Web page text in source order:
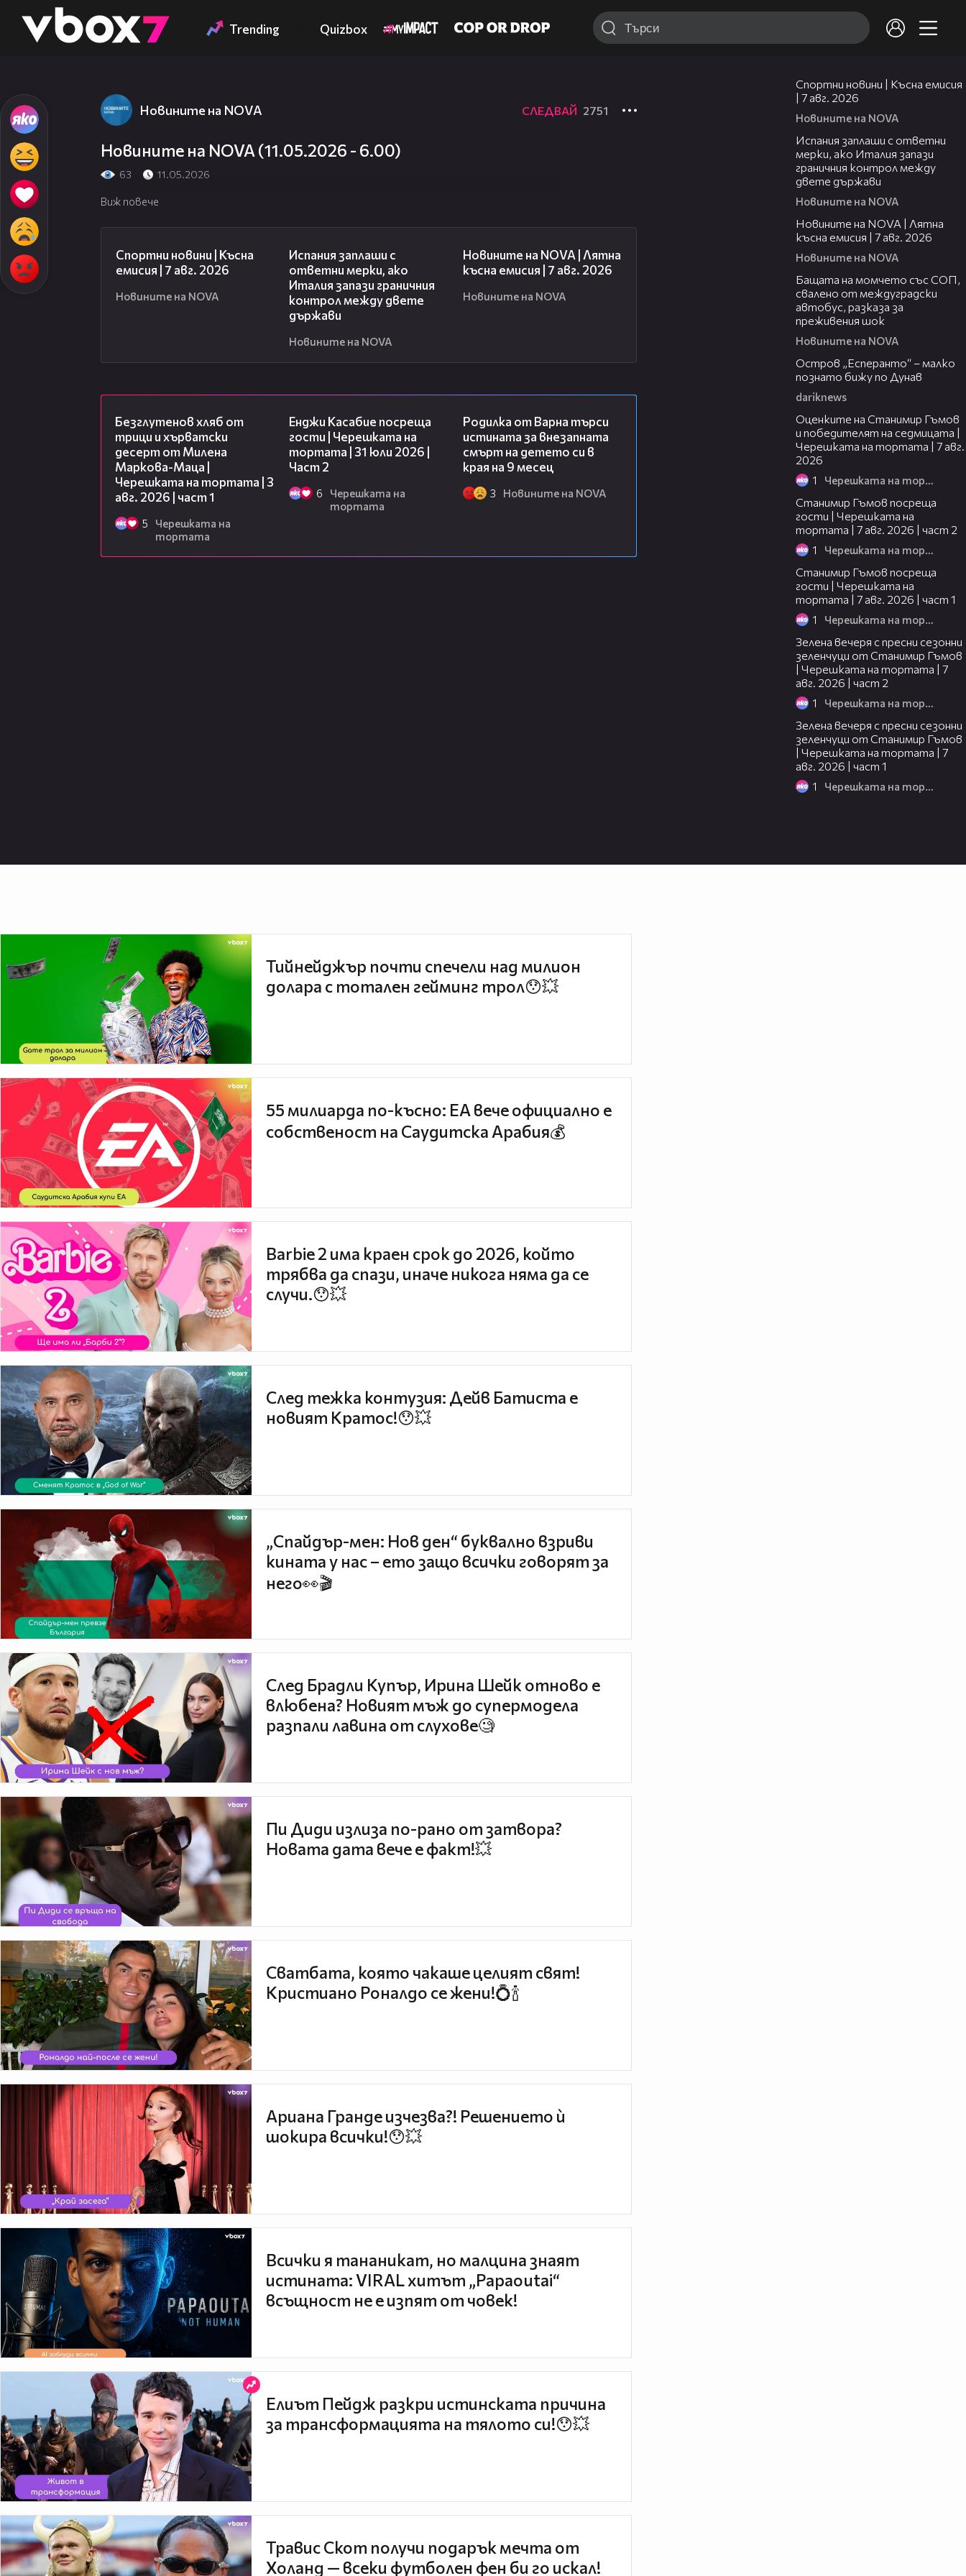
👾 Trending Quizbox
Новините на NOVA СЛЕДВАЙ 2751
Новините на NOVA (11.05.2026 - 6.00)
63 11.05.2026
Виж повече
Спортни новини | Късна
емисия | 7 авг. 2026
Новините на NOVA
Испания заплаши с
ответни мерки, ако
Италия запази граничния
контрол между двете
държави
Новините на NOVA
Новините на NOVA | Лятна
късна емисия | 7 авг. 2026
Новините на NOVA
Безглутенов хляб от
трици и хърватски
десерт от Милена
Маркова-Маца |
Черешката на тортата | 3
авг. 2026 | част 1
5
Черешката на
тортата
Енджи Касабие посреща
гости | Черешката на
тортата | 31 юли 2026 |
Част 2
6
Черешката на
тортата
Родилка от Варна търси
истината за внезапната
смърт на детето си в
края на 9 месец
3 Новините на NOVA
Спортни новини | Късна емисия
| 7 авг. 2026
Новините на NOVA
Испания заплаши с ответни
мерки, ако Италия запази
граничния контрол между
двете държави
Новините на NOVA
Новините на NOVA | Лятна
късна емисия | 7 авг. 2026
Новините на NOVA
Бащата на момчето със СОП,
свалено от междуградски
автобус, разказа за
преживения шок
Новините на NOVA
Остров „Есперанто“ – малко
познато бижу по Дунав
dariknews
Оценките на Станимир Гъмов
и победителят на седмицата |
Черешката на тортата | 7 авг.
2026
1 Черешката на тортата
Станимир Гъмов посреща
гости | Черешката на
тортата | 7 авг. 2026 | част 2
1 Черешката на тортата
Станимир Гъмов посреща
гости | Черешката на
тортата | 7 авг. 2026 | част 1
1 Черешката на тортата
Зелена вечеря с пресни сезонни
зеленчуци от Станимир Гъмов
| Черешката на тортата | 7
авг. 2026 | част 2
1 Черешката на тортата
Зелена вечеря с пресни сезонни
зеленчуци от Станимир Гъмов
| Черешката на тортата | 7
авг. 2026 | част 1
1 Черешката на тортата
Тийнейджър почти спечели над милион
долара с тотален гейминг трол😯💥
55 милиарда по-късно: EA вече официално е
собственост на Саудитска Арабия💰
Barbie 2 има краен срок до 2026, който
трябва да спази, иначе никога няма да се
случи.😯💥
След тежка контузия: Дейв Батиста е
новият Кратос!😯💥
„Спайдър-мен: Нов ден“ буквално взриви
кината у нас – ето защо всички говорят за
него👀🎬
След Брадли Купър, Ирина Шейк отново е
влюбена? Новият мъж до супермодела
разпали лавина от слухове🧐
Пи Диди излиза по-рано от затвора?
Новата дата вече е факт!💥
Сватбата, която чакаше целият свят!
Кристиано Роналдо се жени!💍🍾
Ариана Гранде изчезва?! Решението ѝ
шокира всички!😯💥
Всички я тананикат, но малцина знаят
истината: VIRAL хитът „Papaoutai“
всъщност не е изпят от човек!
Елиът Пейдж разкри истинската причина
за трансформацията на тялото си!😯💥
Травис Скот получи подарък мечта от
Холанд — всеки футболен фен би го искал!